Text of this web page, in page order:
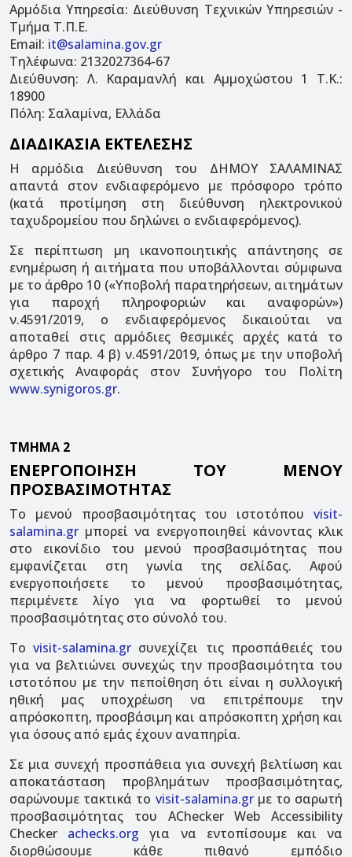
Αρμόδια Υπηρεσία: Διεύθυνση Τεχνικών Υπηρεσιών -
Τμήμα Τ.Π.Ε.
Email: it@salamina.gov.gr
Τηλέφωνα: 2132027364-67
Διεύθυνση: Λ. Καραμανλή και Αμμοχώστου 1 Τ.Κ.:
18900
Πόλη: Σαλαμίνα, Ελλάδα
ΔΙΑΔΙΚΑΣΙΑ ΕΚΤΕΛΕΣΗΣ
Η αρμόδια Διεύθυνση του ΔΗΜΟΥ ΣΑΛΑΜΙΝΑΣ
απαντά στον ενδιαφερόμενο με πρόσφορο τρόπο
(κατά προτίμηση στη διεύθυνση ηλεκτρονικού
ταχυδρομείου που δηλώνει ο ενδιαφερόμενος).
Σε περίπτωση μη ικανοποιητικής απάντησης σε
ενημέρωση ή αιτήματα που υποβάλλονται σύμφωνα
με το άρθρο 10 («Υποβολή παρατηρήσεων, αιτημάτων
για παροχή πληροφοριών και αναφορών»)
ν.4591/2019, ο ενδιαφερόμενος δικαιούται να
αποταθεί στις αρμόδιες θεσμικές αρχές κατά το
άρθρο 7 παρ. 4 β) ν.4591/2019, όπως με την υποβολή
σχετικής Αναφοράς στον Συνήγορο του Πολίτη
www.synigoros.gr.
ΤΜΗΜΑ 2
ΕΝΕΡΓΟΠΟΙΗΣΗ ΤΟΥ ΜΕΝΟΥ
ΠΡΟΣΒΑΣΙΜΟΤΗΤΑΣ
Το μενού προσβασιμότητας του ιστοτόπου visit-
salamina.gr μπορεί να ενεργοποιηθεί κάνοντας κλικ
στο εικονίδιο του μενού προσβασιμότητας που
εμφανίζεται στη γωνία της σελίδας. Αφού
ενεργοποιήσετε το μενού προσβασιμότητας,
περιμένετε λίγο για να φορτωθεί το μενού
προσβασιμότητας στο σύνολό του.
Τοvisit-salamina.gr συνεχίζει τις προσπάθειές του
για να βελτιώνει συνεχώς την προσβασιμότητα του
ιστοτόπου με την πεποίθηση ότι είναι η συλλογική
ηθική μας υποχρέωση να επιτρέπουμε την
απρόσκοπτη, προσβάσιμη και απρόσκοπτη χρήση και
για όσους από εμάς έχουν αναπηρία.
Σε μια συνεχή προσπάθεια για συνεχή βελτίωση και
αποκατάσταση προβλημάτων προσβασιμότητας,
σαρώνουμε τακτικά το visit-salamina.grμε το σαρωτή
προσβασιμότητας του AChecker Web Accessibility
Checker achecks.org για να εντοπίσουμε και να
διορθώσουμε κάθε πιθανό εμπόδιο